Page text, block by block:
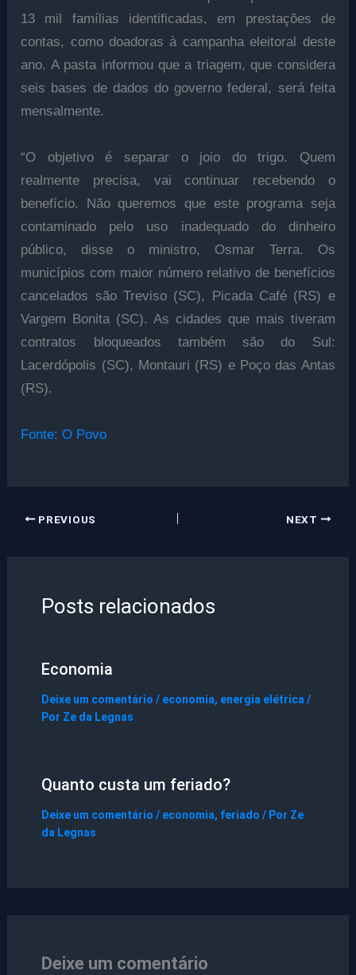
13 mil famílias identificadas, em prestações de
contas, como doadoras à campanha eleitoral deste
ano. A pasta informou que a triagem, que considera
seis bases de dados do governo federal, será feita
mensalmente.
“O objetivo é separar o joio do trigo. Quem
realmente precisa, vai continuar recebendo o
benefício. Não queremos que este programa seja
contaminado pelo uso inadequado do dinheiro
público, disse o ministro, Osmar Terra. Os
municípios com maior número relativo de benefícios
cancelados são Treviso (SC), Picada Café (RS) e
Vargem Bonita (SC). As cidades que mais tiveram
contratos bloqueados também são do Sul:
Lacerdópolis (SC), Montauri (RS) e Poço das Antas
(RS).
Fonte: O Povo
PREVIOUS NEXT
Posts relacionados
Economia
Deixe um comentário / economia, energia elétrica /
Por Ze da Legnas
Quanto custa um feriado?
Deixe um comentário / economia, feriado / Por Ze
da Legnas
Deixe um comentário